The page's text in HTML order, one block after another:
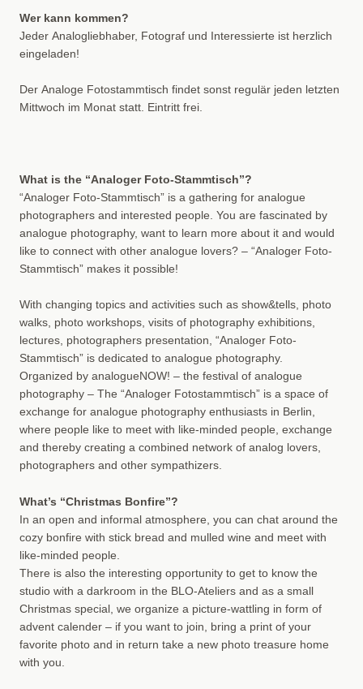
Wer kann kommen?
Jeder Analogliebhaber, Fotograf und Interessierte ist herzlich
eingeladen!
Der Analoge Fotostammtisch findet sonst regulär jeden letzten
Mittwoch im Monat statt. Eintritt frei.
What is the “Analoger Foto-Stammtisch”?
“Analoger Foto-Stammtisch” is a gathering for analogue
photographers and interested people. You are fascinated by
analogue photography, want to learn more about it and would
like to connect with other analogue lovers? – “Analoger Foto-
Stammtisch” makes it possible!
With changing topics and activities such as show&tells, photo
walks, photo workshops, visits of photography exhibitions,
lectures, photographers presentation, “Analoger Foto-
Stammtisch” is dedicated to analogue photography.
Organized by analogueNOW! – the festival of analogue
photography – The “Analoger Fotostammtisch” is a space of
exchange for analogue photography enthusiasts in Berlin,
where people like to meet with like-minded people, exchange
and thereby creating a combined network of analog lovers,
photographers and other sympathizers.
What’s “Christmas Bonfire”?
In an open and informal atmosphere, you can chat around the
cozy bonfire with stick bread and mulled wine and meet with
like-minded people.
There is also the interesting opportunity to get to know the
studio with a darkroom in the BLO-Ateliers and as a small
Christmas special, we organize a picture-wattling in form of
advent calender – if you want to join, bring a print of your
favorite photo and in return take a new photo treasure home
with you.